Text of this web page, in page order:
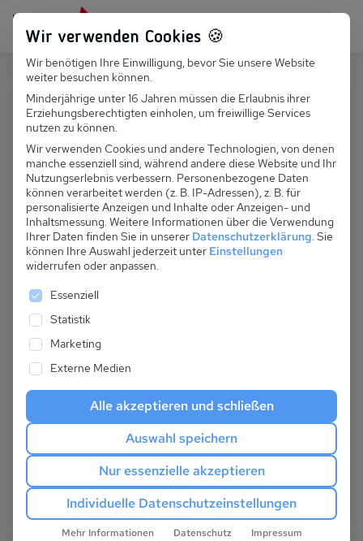
Persönlich für dich da: +49 251 899 050
Suchfeld
Suchen
PL 045.005B - Kwiatowe Domki (Nr
7)
Wir verwenden Cookies 🍪
Wir benötigen Ihre Einwilligung, bevor Sie unsere Website
weiter besuchen können.
Minderjährige unter 16 Jahren müssen die Erlaubnis ihrer
Erziehungsberechtigten einholen, um freiwillige Services
nutzen zu können.
Wir verwenden Cookies und andere Technologien, von denen
manche essenziell sind, während andere diese Website und Ihr
Nutzungserlebnis verbessern. Personenbezogene Daten
können verarbeitet werden (z. B. IP-Adressen), z. B. für
personalisierte Anzeigen und Inhalte oder Anzeigen- und
Inhaltsmessung. Weitere Informationen über die Verwendung
Ihrer Daten finden Sie in unserer Datenschutzerklärung. Sie
können Ihre Auswahl jederzeit unter Einstellungen
widerrufen oder anpassen.
Es folgt eine Liste der Service-Gruppen, für die
Essenziell
Statistik
Marketing
Externe Medien
Alle akzeptieren und schließen
Auswahl speichern
Nur essenzielle akzeptieren
Individuelle Datenschutzeinstellungen
Mehr Informationen Datenschutz Impressum